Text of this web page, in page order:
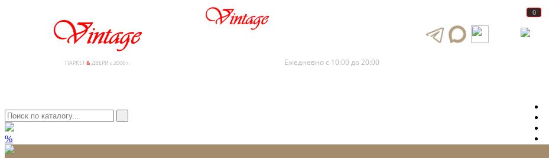
ПАРКЕТ&ДВЕРИ с 2006 г. Ежедневно с 10:00 до 20:00
0
0
%